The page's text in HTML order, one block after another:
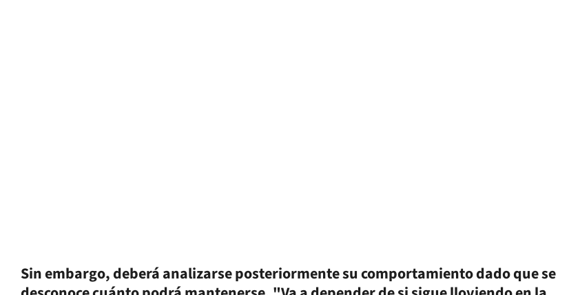
Sin embargo, deberá analizarse posteriormente su comportamiento dado que se